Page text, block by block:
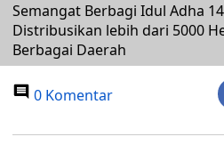
Semangat Berbagi Idul Adha
Distribusikan lebih dari 5000
Berbagai Daerah
0 Komentar